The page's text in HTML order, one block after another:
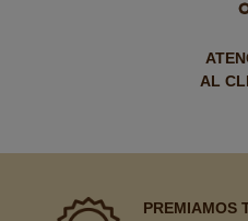
AL
PREMIAMOS